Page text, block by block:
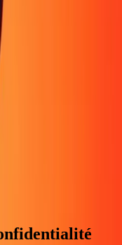
Inc. Tous droits